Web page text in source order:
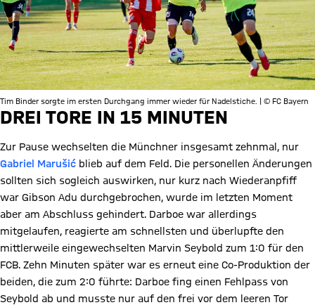
Tim Binder sorgte im ersten Durchgang immer wieder für Nadelstiche. | © FC Bayern
DREI TORE IN 15 MINUTEN
Zur Pause wechselten die Münchner insgesamt zehnmal, nur
Gabriel Marušić blieb auf dem Feld. Die personellen Änderungen
sollten sich sogleich auswirken, nur kurz nach Wiederanpfiff
war Gibson Adu durchgebrochen, wurde im letzten Moment
aber am Abschluss gehindert. Darboe war allerdings
mitgelaufen, reagierte am schnellsten und überlupfte den
mittlerweile eingewechselten Marvin Seybold zum 1:0 für den
FCB. Zehn Minuten später war es erneut eine Co-Produktion der
beiden, die zum 2:0 führte: Darboe fing einen Fehlpass von
Seybold ab und musste nur auf den frei vor dem leeren Tor